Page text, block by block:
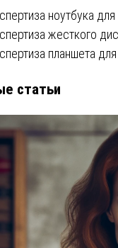
ноутбука
жесткого
планшета
статьи